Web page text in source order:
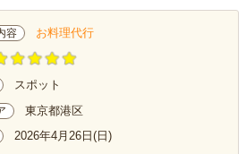
容 お料理代行
スポット
東京都港区
2026年4月26日(日)